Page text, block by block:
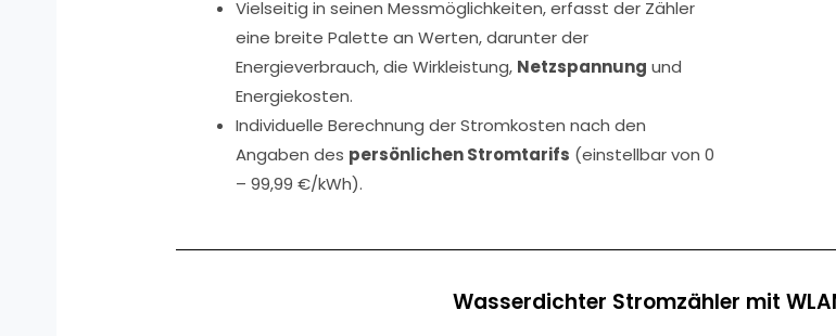
Vielseitig in seinen Messmöglichkeiten, erfasst der Zähler
eine breite Palette an Werten, darunter der
Energieverbrauch, die Wirkleistung, Netzspannung und
Energiekosten.
Individuelle Berechnung der Stromkosten nach den
Angaben des persönlichen Stromtarifs (einstellbar von 0
– 99,99 €/kWh).
Wasserdichter Stromzähler mit